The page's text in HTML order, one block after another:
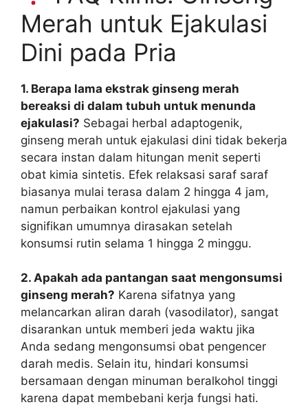
Merah untuk Ejakulasi
Dini pada Pria
1. Berapa lama ekstrak ginseng merah
bereaksi di dalam tubuh untuk menunda
ejakulasi? Sebagai herbal adaptogenik,
ginseng merah untuk ejakulasi dini tidak bekerja
secara instan dalam hitungan menit seperti
obat kimia sintetis. Efek relaksasi saraf saraf
biasanya mulai terasa dalam 2 hingga 4 jam,
namun perbaikan kontrol ejakulasi yang
signifikan umumnya dirasakan setelah
konsumsi rutin selama 1 hingga 2 minggu.
2. Apakah ada pantangan saat mengonsumsi
ginseng merah? Karena sifatnya yang
melancarkan aliran darah (vasodilator), sangat
disarankan untuk memberi jeda waktu jika
Anda sedang mengonsumsi obat pengencer
darah medis. Selain itu, hindari konsumsi
bersamaan dengan minuman beralkohol tinggi
karena dapat membebani kerja fungsi hati.